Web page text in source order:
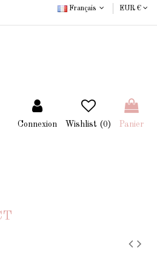
Français EUR €
Connexion Wishlist (0) Panier